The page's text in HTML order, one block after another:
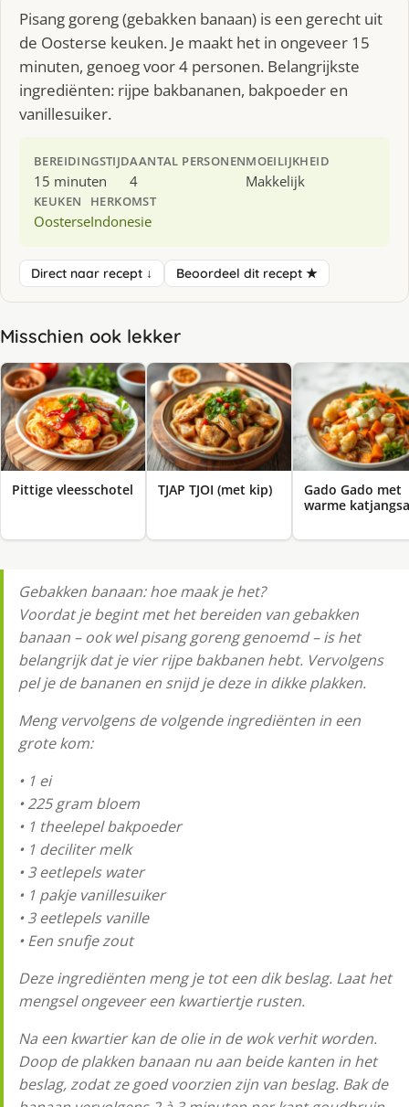
Pisang goreng (gebakken banaan) is een gerecht uit
de Oosterse keuken. Je maakt het in ongeveer 15
minuten, genoeg voor 4 personen. Belangrijkste
ingrediënten: rijpe bakbananen, bakpoeder en
vanillesuiker.
BEREIDINGSTIJD
15 minuten
AANTAL PERSONEN
4
MOEILIJKHEID
Makkelijk
KEUKEN
Oosterse
HERKOMST
Indonesie
Direct naar recept ↓ Beoordeel dit recept ★
Misschien ook lekker
Pittige vleesschotel TJAP TJOI (met kip)
Gado Gado met
warme
Gebakken banaan: hoe maak je het?
Voordat je begint met het bereiden van gebakken
banaan – ook wel pisang goreng genoemd – is het
belangrijk dat je vier rijpe bakbanen hebt. Vervolgens
pel je de bananen en snijd je deze in dikke plakken.
Meng vervolgens de volgende ingrediënten in een
grote kom:
• 1 ei
• 225 gram bloem
• 1 theelepel bakpoeder
• 1 deciliter melk
• 3 eetlepels water
• 1 pakje vanillesuiker
• 3 eetlepels vanille
• Een snufje zout
Deze ingrediënten meng je tot een dik beslag. Laat het
mengsel ongeveer een kwartiertje rusten.
Na een kwartier kan de olie in de wok verhit worden.
Doop de plakken banaan nu aan beide kanten in het
beslag, zodat ze goed voorzien zijn van beslag. Bak de